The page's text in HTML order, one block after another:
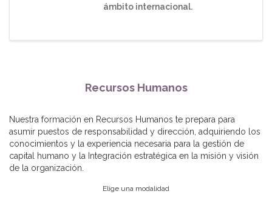
ámbito internacional.
Recursos Humanos
Nuestra formación en Recursos Humanos te prepara para
asumir puestos de responsabilidad y dirección, adquiriendo los
conocimientos y la experiencia necesaria para la gestión de
capital humano y la Integración estratégica en la misión y visión
de la organización.
Elige una modalidad